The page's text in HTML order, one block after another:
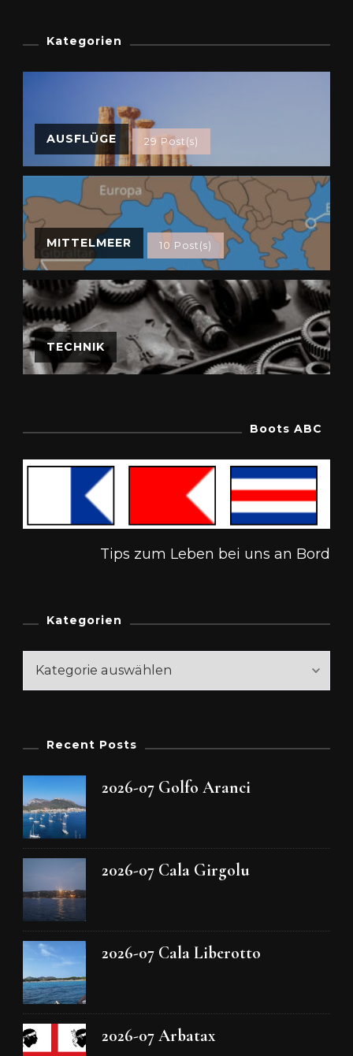
Kategorien
AUSFLÜGE 29 Post(s)
MITTELMEER 10 Post(s)
TECHNIK
Boots ABC
Tips zum Leben bei uns an Bord
Kategorien
Kategorien
Recent Posts
2026-07 Golfo Aranci
2026-07 Cala Girgolu
2026-07 Cala Liberotto
2026-07 Arbatax